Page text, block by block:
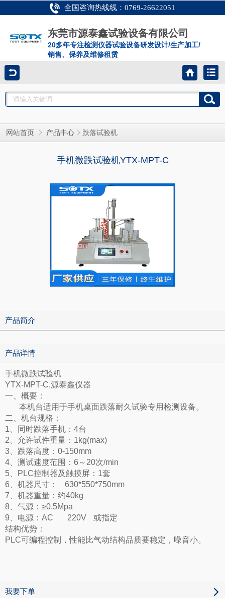
全国咨询热线线：0769-26622051
东莞市源泰鑫试验设备有限公司
20多年专注检测仪器试验设备研发设计/生产加工/
销售、保养及维修租赁
网站首页 产品中心 跌落试验机
手机微跌试验机YTX-MPT-C
产品简介
产品详情
手机微跌试验机
YTX-MPT-C,源泰鑫仪器
一、概要：
本机台适用于手机桌面跌落耐久试验专用检测设备。
二、机台规格：
1、同时跌落手机：4台
2、允许试件重量：1kg(max)
3、跌落高度：0-150mm
4、测试速度范围：6～20次/min
5、PLC控制器及触摸屏：1套
6、机器尺寸： 630*550*750mm
7、机器重量：约40kg
8、气源：≥0.5Mpa
9、电源：AC 220V 或指定
结构优势：
PLC可编程控制，性能比气动结构品质要稳定，噪音小。
我要下单